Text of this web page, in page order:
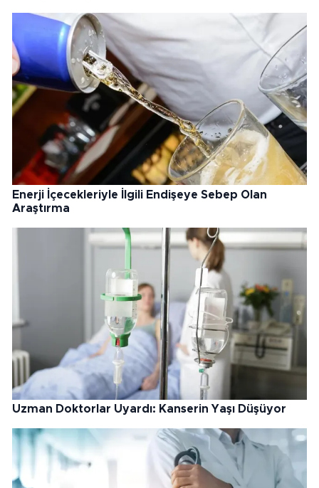
Enerji İçecekleriyle İlgili Endişeye Sebep Olan
Araştırma
Uzman Doktorlar Uyardı: Kanserin Yaşı Düşüyor